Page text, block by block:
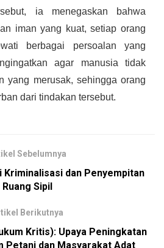
ia menegaskan bahwa
iman yang kuat, setiap orang
berbagai persoalan yang
agar manusia tidak
yang merusak, sehingga orang
dari tindakan tersebut.
Sebelumnya
Kriminalisasi dan Penyempitan
Ruang Sipil
Berikutnya
Kritis): Upaya Peningkatan
Petani dan Masyarakat Adat